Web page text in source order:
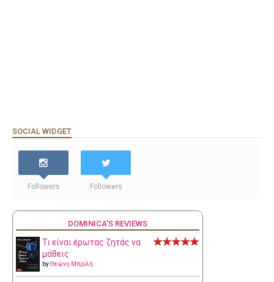
SOCIAL WIDGET
Followers Followers
DOMINICA'S REVIEWS
Τι είναι έρωτας ζητάς να
μάθεις
byΘεώνη Μπριλή